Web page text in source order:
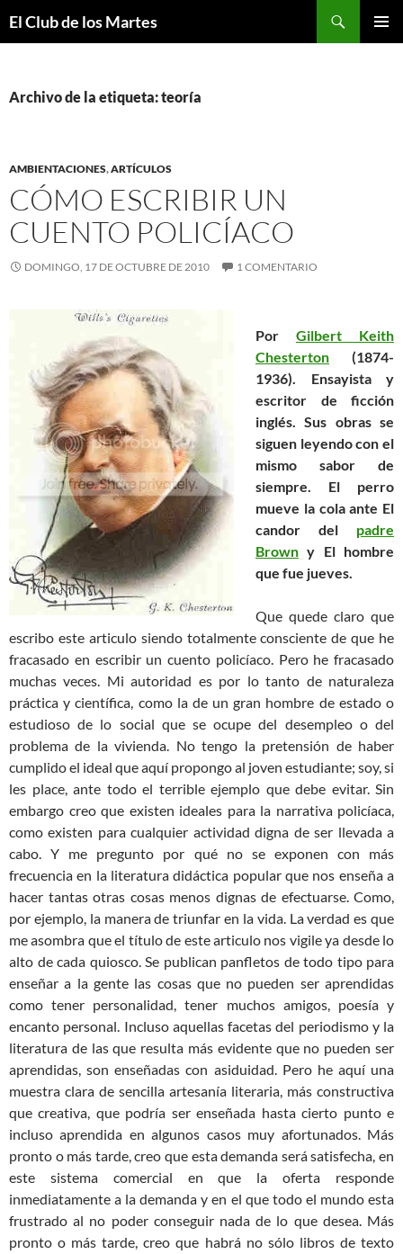
El Club de los Martes
Archivo de la etiqueta: teoría
AMBIENTACIONES,ARTÍCULOS
CÓMO ESCRIBIR UN
CUENTO POLICÍACO
DOMINGO, 17 DE OCTUBRE DE 2010 1 COMENTARIO
Por Gilbert Keith
Chesterton (1874-
1936). Ensayista y
escritor de ficción
inglés. Sus obras se
siguen leyendo con el
mismo sabor de
siempre. El perro
mueve la cola ante El
candor del padre
Brown y El hombre
que fue jueves.
Que quede claro que
escribo este articulo siendo totalmente consciente de que he
fracasado en escribir un cuento policíaco. Pero he fracasado
muchas veces. Mi autoridad es por lo tanto de naturaleza
práctica y científica, como la de un gran hombre de estado o
estudioso de lo social que se ocupe del desempleo o del
problema de la vivienda. No tengo la pretensión de haber
cumplido el ideal que aquí propongo al joven estudiante; soy, si
les place, ante todo el terrible ejemplo que debe evitar. Sin
embargo creo que existen ideales para la narrativa policíaca,
como existen para cualquier actividad digna de ser llevada a
cabo. Y me pregunto por qué no se exponen con más
frecuencia en la literatura didáctica popular que nos enseña a
hacer tantas otras cosas menos dignas de efectuarse. Como,
por ejemplo, la manera de triunfar en la vida. La verdad es que
me asombra que el título de este articulo nos vigile ya desde lo
alto de cada quiosco. Se publican panfletos de todo tipo para
enseñar a la gente las cosas que no pueden ser aprendidas
como tener personalidad, tener muchos amigos, poesía y
encanto personal. Incluso aquellas facetas del periodismo y la
literatura de las que resulta más evidente que no pueden ser
aprendidas, son enseñadas con asiduidad. Pero he aquí una
muestra clara de sencilla artesanía literaria, más constructiva
que creativa, que podría ser enseñada hasta cierto punto e
incluso aprendida en algunos casos muy afortunados. Más
pronto o más tarde, creo que esta demanda será satisfecha, en
este sistema comercial en que la oferta responde
inmediatamente a la demanda y en el que todo el mundo esta
frustrado al no poder conseguir nada de lo que desea. Más
pronto o más tarde, creo que habrá no sólo libros de texto